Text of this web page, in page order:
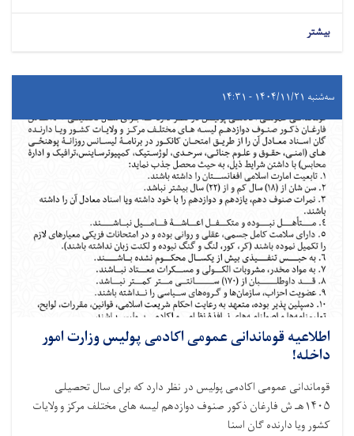
بیشتر
سه‌شنبه ۱۴۰۴/۱۱/۲۱ - ۱۴:۳۱
اطلاعیه قوماندانی عمومی اکادمی پولیس وزارت امور
داخله!
قوماندانی عمومی اکادمی پولیس در نظر دارد که برای سال تحصیلی
۱۴۰۵هـ ش فارغان ذکور صنوف دوازدهم لیسه های مختلف مرکز و ولایات
کشور ویا دارنده گان اسنا